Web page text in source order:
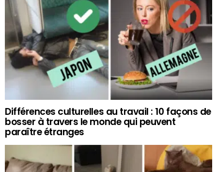
Différences culturelles au travail : 10 façons de
bosser à travers le monde qui peuvent
paraître étranges